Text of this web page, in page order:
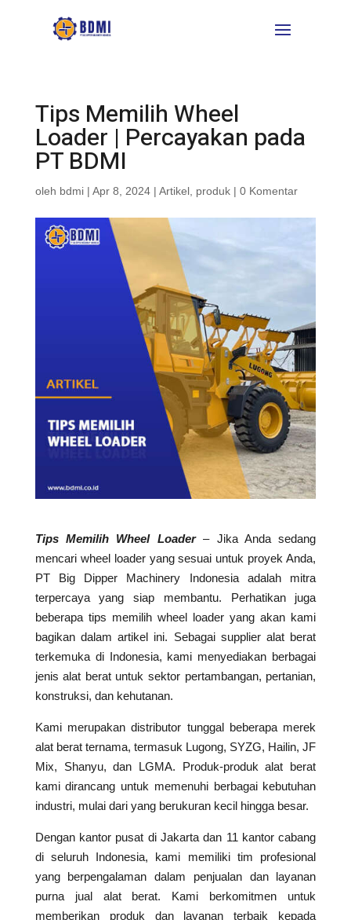
Tips Memilih Wheel
Loader | Percayakan pada
PT BDMI
oleh bdmi| Apr 8, 2024| Artikel, produk| 0 Komentar
Tips Memilih Wheel Loader– Jika Anda sedang
mencari wheel loader yang sesuai untuk proyek Anda,
PT Big Dipper Machinery Indonesia adalah mitra
terpercaya yang siap membantu. Perhatikan juga
beberapa tips memilih wheel loader yang akan kami
bagikan dalam artikel ini. Sebagai supplier alat berat
terkemuka di Indonesia, kami menyediakan berbagai
jenis alat berat untuk sektor pertambangan, pertanian,
konstruksi, dan kehutanan.
Kami merupakan distributor tunggal beberapa merek
alat berat ternama, termasuk Lugong, SYZG, Hailin, JF
Mix, Shanyu, dan LGMA. Produk-produk alat berat
kami dirancang untuk memenuhi berbagai kebutuhan
industri, mulai dari yang berukuran kecil hingga besar.
Dengan kantor pusat di Jakarta dan 11 kantor cabang
di seluruh Indonesia, kami memiliki tim profesional
yang berpengalaman dalam penjualan dan layanan
purna jual alat berat. Kami berkomitmen untuk
memberikan produk dan layanan terbaik kepada